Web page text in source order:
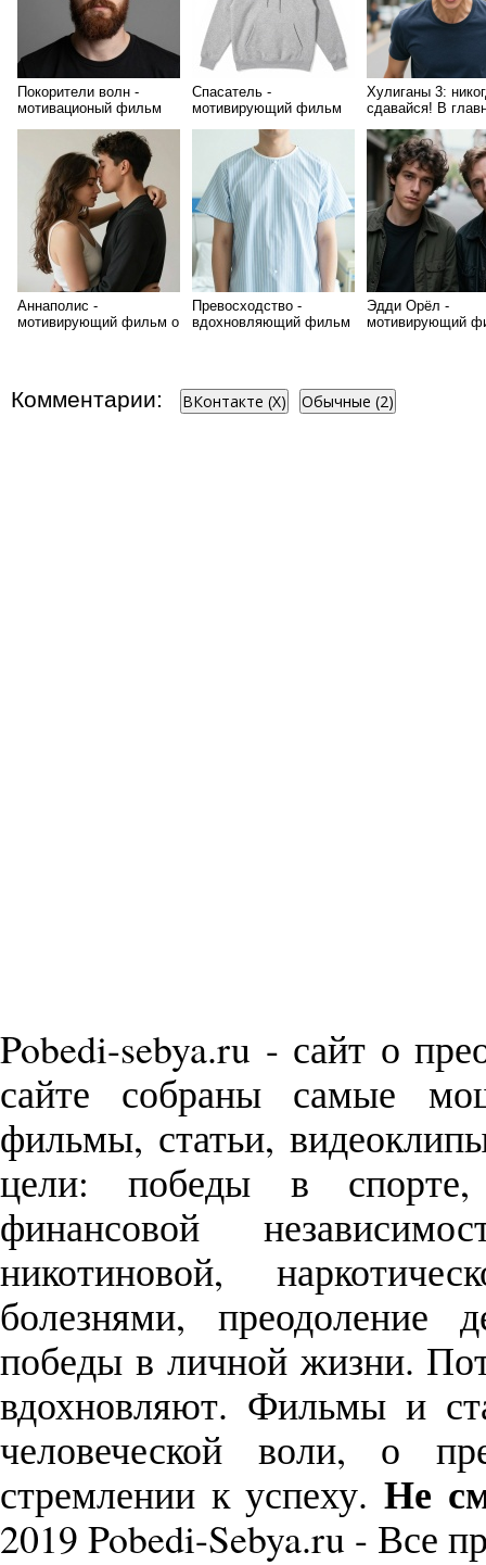
Покорители волн -
мотивационый фильм
Спасатель -
мотивирующий фильм
Хулиганы 3:
сдавайся! В
Аннаполис -
мотивирующий фильм о
Превосходство -
вдохновляющий фильм
Эдди Орёл -
мотивирующий
Комментарии: ВКонтакте (X) Обычные (2)
Pobedi-sebya.ru - сайт о
сайте собраны самые
фильмы, статьи,
цели: победы в
финансовой
никотиновой,
болезнями, преодоление
победы в личной жизни.
вдохновляют. Фильмы и
человеческой воли, о
стремлении к успеху.Не
2019 Pobedi-Sebya.ru - Все